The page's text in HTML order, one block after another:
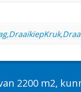
2200 m2,